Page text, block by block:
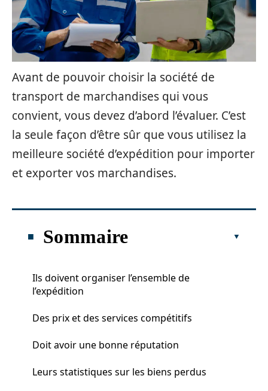
Avant de pouvoir choisir la société de
transport de marchandises qui vous
convient, vous devez d’abord l’évaluer. C’est
la seule façon d’être sûr que vous utilisez la
meilleure société d’expédition pour importer
et exporter vos marchandises.
Sommaire
Ils doivent organiser l’ensemble de
l’expédition
Des prix et des services compétitifs
Doit avoir une bonne réputation
Leurs statistiques sur les biens perdus